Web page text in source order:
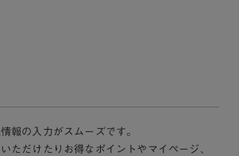
報の入力がスムーズです。
ただけたりお得なポイントやマイページ、